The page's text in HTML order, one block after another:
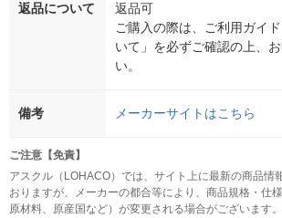
返品について
返品可
ご購入の際は、ご利用ガイ
いて」を必ずご確認の上、
い。
備考 メーカーサイトはこちら
ご注意【免責】
アスクル（LOHACO）では、サイト上に最新の商品情
おりますが、メーカーの都合等により、商品規格・仕
原材料、原産国など）が変更される場合がございます